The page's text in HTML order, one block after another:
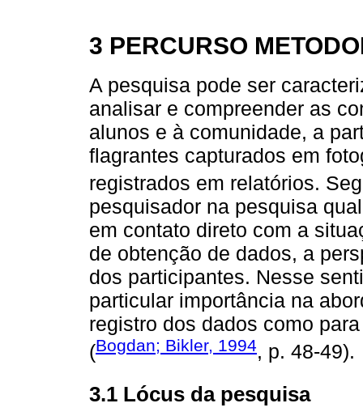
3 PERCURSO
A pesquisa pode ser
analisar e compreender as
alunos e à comunidade, a
flagrantes capturados em
registrados em relatórios.
pesquisador na pesquisa
em contato direto com a
de obtenção de dados, a
dos participantes. Nesse
particular importância na
registro dos dados como
(Bogdan; Bikler, 1994, p. 48-49).
3.1 Lócus da pesquisa